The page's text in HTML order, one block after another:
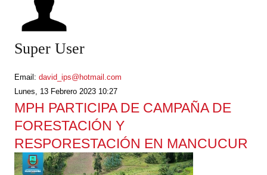
Super User
Email:david_ips@hotmail.com
Lunes, 13 Febrero 2023 10:27
MPH PARTICIPA DE CAMPAÑA DE
FORESTACIÓN Y
RESPORESTACIÓN EN MANCUCUR